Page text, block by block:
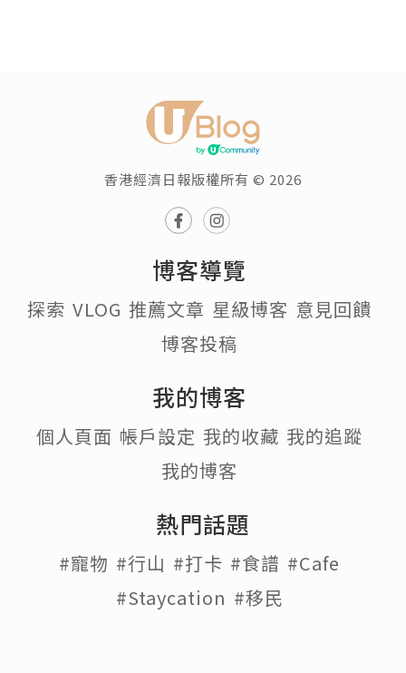
香港經濟日報版權所有 © 2026
博客導覽
探索 VLOG 推薦文章 星級博客 意見回饋
博客投稿
我的博客
個人頁面 帳戶設定 我的收藏 我的追蹤
我的博客
熱門話題
#寵物 #行山 #打卡 #食譜 #Cafe
#Staycation #移民